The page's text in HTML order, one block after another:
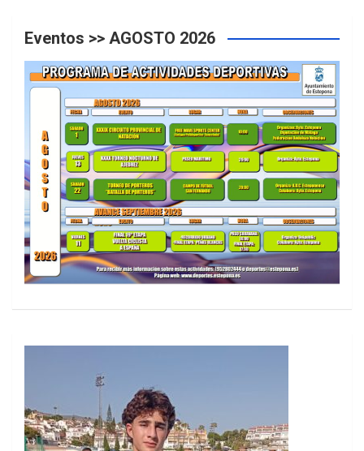
Eventos >> AGOSTO 2026